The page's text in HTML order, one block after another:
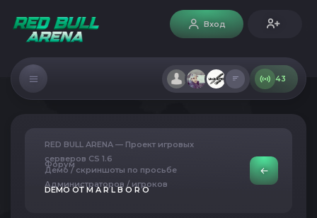
Вход
43
RED BULL ARENA — Проект игровых
серверов CS 1.6
Форум
Демо / скриншоты по просьбе
Администраторов / игроков
DEMO ОТ M A R L B O R O